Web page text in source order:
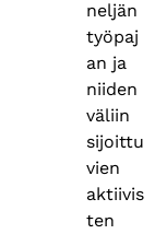
neljän
työpaj
an ja
niiden
väliin
sijoittu
vien
aktiivis
ten